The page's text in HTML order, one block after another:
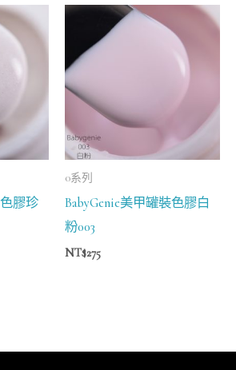
膠珍
0系列
BabyGenie美甲罐裝色膠白
粉003
NT$275